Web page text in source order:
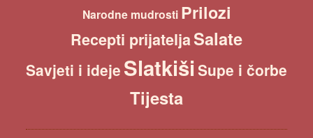
Narodne mudrosti Prilozi
Recepti prijateljaSalate
Savjeti i ideje Slatkiši Supe i čorbe
Tijesta